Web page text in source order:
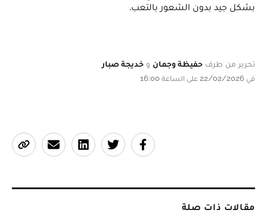
بشكل جيد بدون الشعور بالتعب.
تحرير من طرف حفيظة وجمان و خديجة صبار
في 22/02/2026 على الساعة 16:00
مقالات ذات صلة